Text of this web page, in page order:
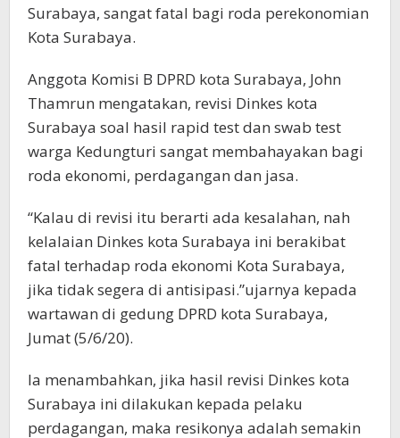
Surabaya, sangat fatal bagi roda perekonomian
Kota Surabaya.
Anggota Komisi B DPRD kota Surabaya, John
Thamrun mengatakan, revisi Dinkes kota
Surabaya soal hasil rapid test dan swab test
warga Kedungturi sangat membahayakan bagi
roda ekonomi, perdagangan dan jasa.
“Kalau di revisi itu berarti ada kesalahan, nah
kelalaian Dinkes kota Surabaya ini berakibat
fatal terhadap roda ekonomi Kota Surabaya,
jika tidak segera di antisipasi.”ujarnya kepada
wartawan di gedung DPRD kota Surabaya,
Jumat (5/6/20).
Ia menambahkan, jika hasil revisi Dinkes kota
Surabaya ini dilakukan kepada pelaku
perdagangan, maka resikonya adalah semakin